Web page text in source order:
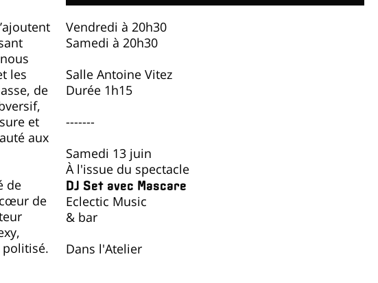
les
de
de
Vendredi à 20h30
Samedi à 20h30
Salle Antoine Vitez
Durée 1h15
-------
Samedi 13 juin
À l'issue du spectacle
DJ Set avec Mascare
Eclectic Music
& bar
Dans l'Atelier